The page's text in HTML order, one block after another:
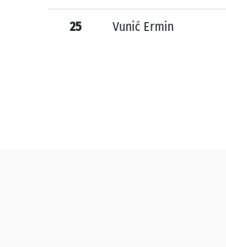
25 Vunić Ermin